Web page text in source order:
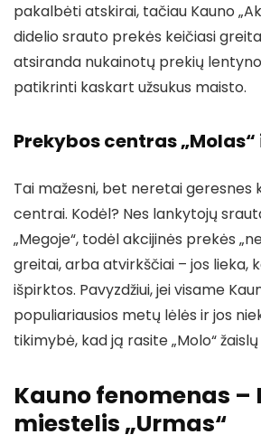
pakalbėti atskirai, tačiau Kauno
didelio srauto prekės keičiasi
atsiranda nukainotų prekių
patikrinti kaskart užsukus maisto.
Prekybos centras „Molas“
Tai mažesni, bet neretai geresnes
centrai. Kodėl? Nes lankytojų
„Megoje“, todėl akcijinės prekės
greitai, arba atvirkščiai – jos lieka,
išpirktos. Pavyzdžiui, jei visame
populiariausios metų lėlės ir jos
tikimybė, kad ją rasite „Molo“
Kauno fenomenas –
miestelis „Urmas“